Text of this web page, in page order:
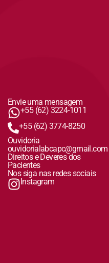
Envie uma mensagem
+55 (62) 3224-1011
+55 (62) 3774-8250
Ouvidoria
ouvidorialabcapc@gmail.com
Direitos e Deveres dos
Pacientes
Nos siga nas redes sociais
Instagram